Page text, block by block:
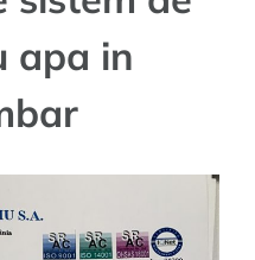
apa in